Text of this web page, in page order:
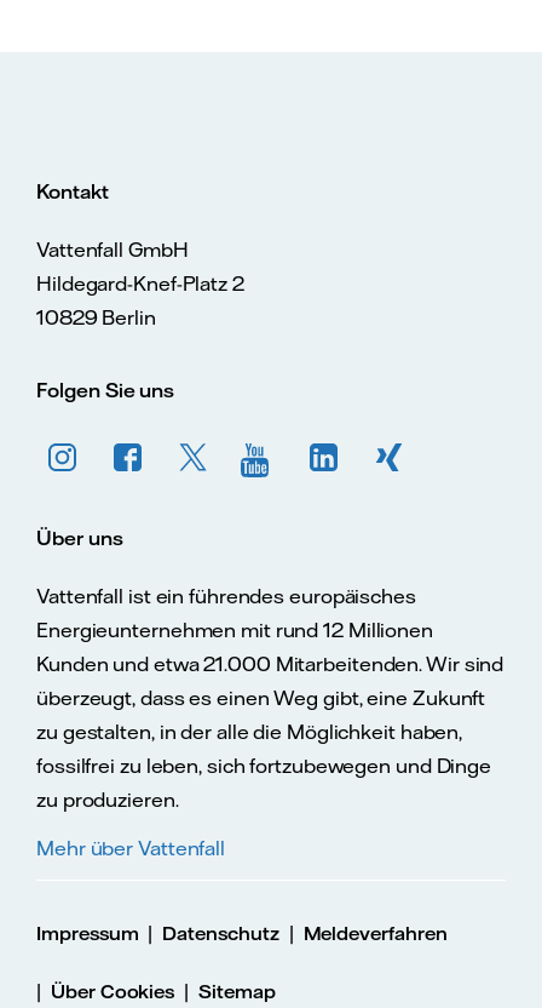
Kontakt
Vattenfall GmbH
Hildegard-Knef-Platz 2
10829 Berlin
Folgen Sie uns
Über uns
Vattenfall ist ein führendes europäisches
Energieunternehmen mit rund 12 Millionen
Kunden und etwa 21.000 Mitarbeitenden. Wir sind
überzeugt, dass es einen Weg gibt, eine Zukunft
zu gestalten, in der alle die Möglichkeit haben,
fossilfrei zu leben, sich fortzubewegen und Dinge
zu produzieren.
Mehr über Vattenfall
Impressum | Datenschutz| Meldeverfahren
| Über Cookies |Sitemap